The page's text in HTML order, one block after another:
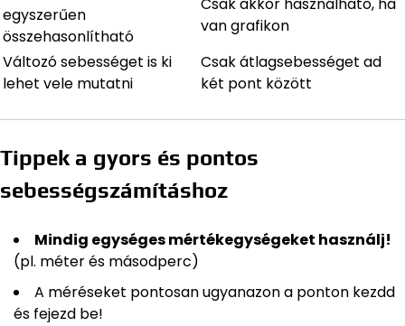
egyszerűen
összehasonlítható
Csak akkor használható, ha
van grafikon
Változó sebességet is ki
lehet vele mutatni
Csak átlagsebességet ad
két pont között
Tippek a gyors és pontos
sebességszámításhoz
Mindig egységes mértékegységeket használj!
(pl. méter és másodperc)
A méréseket pontosan ugyanazon a ponton kezdd
és fejezd be!